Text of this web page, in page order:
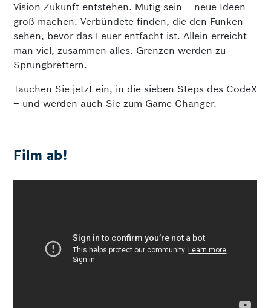
Vision Zukunft entstehen. Mutig sein – neue Ideen
groß machen. Verbündete finden, die den Funken
sehen, bevor das Feuer entfacht ist. Allein erreicht
man viel, zusammen alles. Grenzen werden zu
Sprungbrettern.
Tauchen Sie jetzt ein, in die sieben Steps des CodeX
– und werden auch Sie zum Game Changer.
Film ab!